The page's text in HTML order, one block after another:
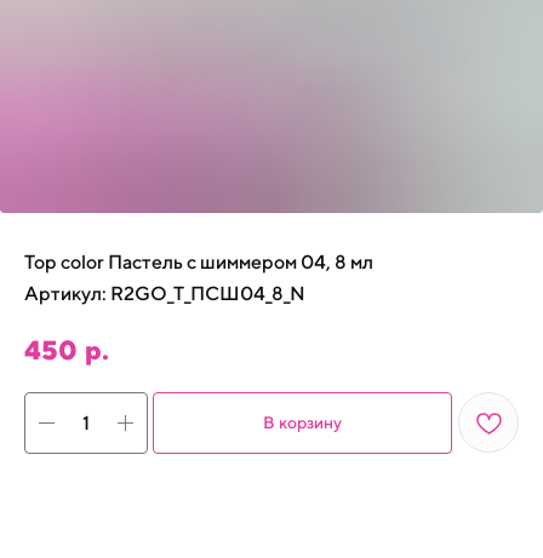
Top color Пастель с шиммером 04, 8 мл
Артикул: R2GO_T_ПСШ04_8_N
450 р.
В корзину